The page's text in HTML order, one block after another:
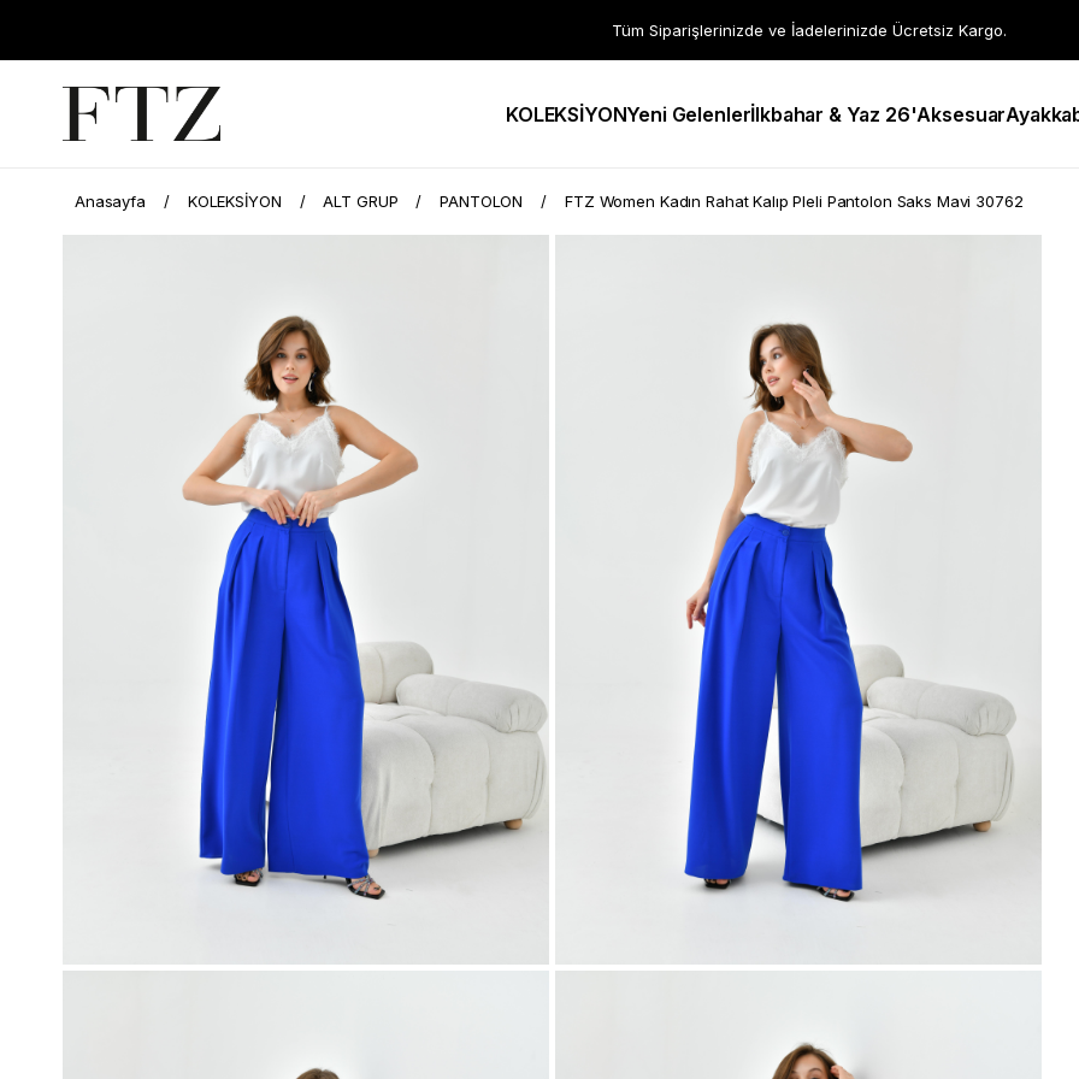
Tüm Siparişlerinizde ve İadelerinizde Ücretsiz Kargo.
KOLEKSİYONYeni Gelenlerİlkbahar & Yaz 26'Aksesuar
Anasayfa KOLEKSİYON ALT GRUP PANTOLON FTZ Women Kadın Rahat Kalıp Pleli Pantolon Saks Mavi 30762